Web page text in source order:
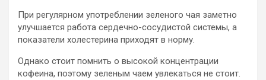
При регулярном употреблении зеленого чая заметно
улучшается работа сердечно-сосудистой системы, а
показатели холестерина приходят в норму.
Однако стоит помнить о высокой концентрации
кофеина, поэтому зеленым чаем увлекаться не стоит.